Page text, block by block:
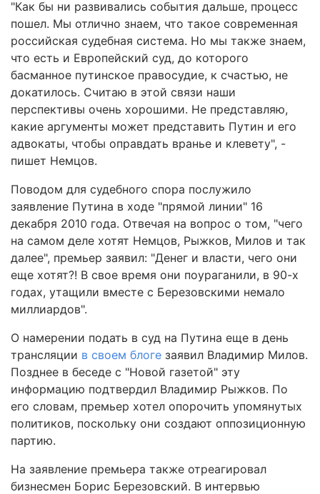
"Как бы ни развивались события дальше, процесс
пошел. Мы отлично знаем, что такое современная
российская судебная система. Но мы также знаем,
что есть и Европейский суд, до которого
басманное путинское правосудие, к счастью, не
докатилось. Считаю в этой связи наши
перспективы очень хорошими. Не представляю,
какие аргументы может представить Путин и его
адвокаты, чтобы оправдать вранье и клевету", -
пишет Немцов.
Поводом для судебного спора послужило
заявление Путина в ходе "прямой линии" 16
декабря 2010 года. Отвечая на вопрос о том, "чего
на самом деле хотят Немцов, Рыжков, Милов и так
далее", премьер заявил: "Денег и власти, чего они
еще хотят?! В свое время они поураганили, в 90-х
годах, утащили вместе с Березовскими немало
миллиардов".
О намерении подать в суд на Путина еще в день
трансляции в своем блоге заявил Владимир Милов.
Позднее в беседе с "Новой газетой" эту
информацию подтвердил Владимир Рыжков. По
его словам, премьер хотел опорочить упомянутых
политиков, поскольку они создают оппозиционную
партию.
На заявление премьера также отреагировал
бизнесмен Борис Березовский. В интервью